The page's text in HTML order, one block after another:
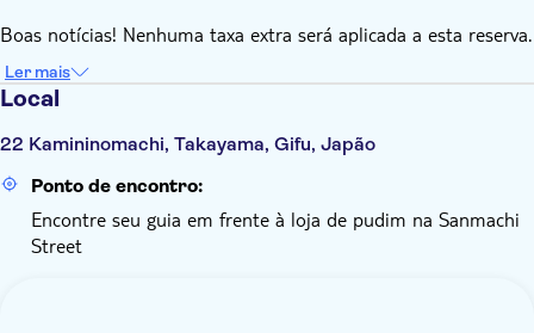
Boas notícias! Nenhuma taxa extra será aplicada a esta reserva.
Ler mais
Local
22 Kamininomachi, Takayama, Gifu, Japão
Ponto de encontro:
Encontre seu guia em frente à loja de pudim na Sanmachi
Street